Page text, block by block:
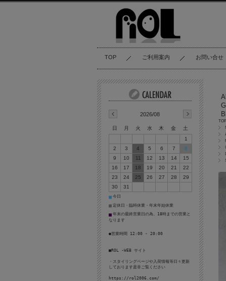
TOP ご利用案内 お問い合せ
TOP
2026/08
日 月 火 水 木 金
土
1
2
3 4 5 6 7
8
9
10 11 12 13 14
15
16
17 18 19 20 21
22
23
24 25 26 27 28
29
30
31
■ 今日
■ 定休日・臨時休業・年末年始休業
■ 年末の最終営業日の為、18時までの営業と
なります
●営業時間 12:00 - 20:00
■ROL -WEB サイト
・スタイリングページや入荷情報等日々更新
しております是非ご覧ください
https://rol2006.com/